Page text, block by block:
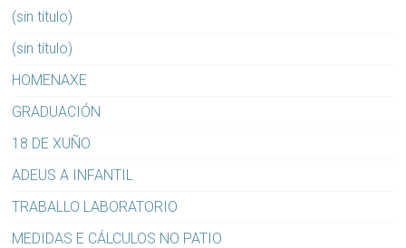
(sin título)
(sin título)
HOMENAXE
GRADUACIÓN
18 DE XUÑO
ADEUS A INFANTIL
TRABALLO LABORATORIO
MEDIDAS E CÁLCULOS NO PATIO